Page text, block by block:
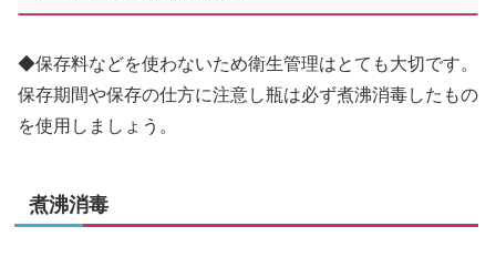
◆保存料などを使わないため衛生管理はとても大切です。
保存期間や保存の仕方に注意し瓶は必ず煮沸消毒したもの
を使用しましょう。
煮沸消毒